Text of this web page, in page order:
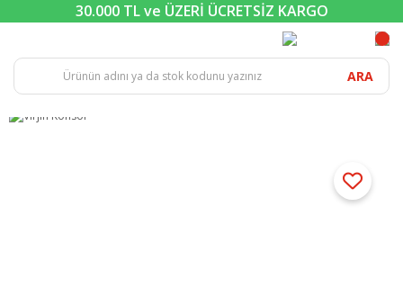
30.000 TL ve ÜZERİ ÜCRETSİZ KARGO
ARA